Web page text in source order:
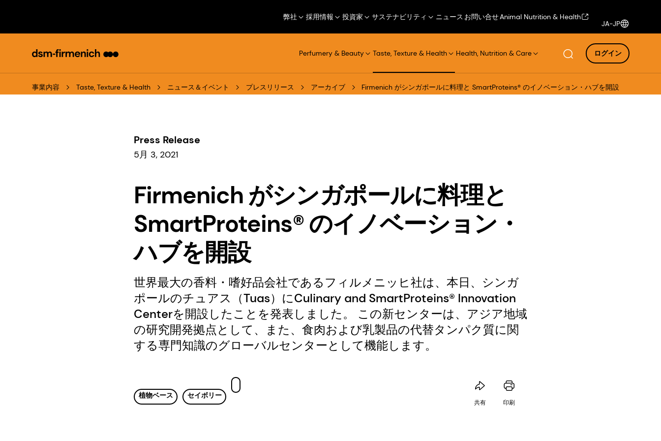
弊社 採用情報 投資家 サステナビリティ ニュース お問い合せAnimal Nutrition & Health
JA-JP
Perfumery & Beauty Taste, Texture & Health Health, Nutrition & Care ログイン
事業内容 Taste, Texture & Health ニュース＆イベント プレスリリース アーカイブ Firmenich がシンガポールに料理と SmartProteins® のイノベーション・ハブを開設
Press Release
5月 3, 2021
Firmenich がシンガポールに料理と
SmartProteins® のイノベーション・
ハブを開設
世界最大の香料・嗜好品会社であるフィルメニッヒ社は、本日、シンガ
ポールのチュアス（Tuas）にCulinary and SmartProteins® Innovation
Centerを開設したことを発表しました。 この新センターは、アジア地域
の研究開発拠点として、また、食肉および乳製品の代替タンパク質に関
する専門知識のグローバルセンターとして機能します。
植物ベース セイボリー
共有 印刷